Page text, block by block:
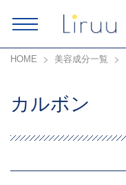
HOME 美容成分一覧
カルボン